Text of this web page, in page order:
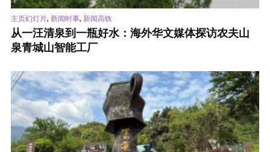
主页幻灯片, 新闻时事, 新闻高铁
从一汪清泉到一瓶好水：海外华文媒体探访农夫山
泉青城山智能工厂